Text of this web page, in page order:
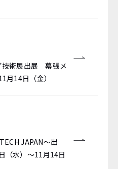
術展出展 幕張メ
14日（金）
JAPAN～出
水）～11月14日